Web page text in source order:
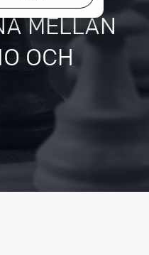
MELLAN
OCH